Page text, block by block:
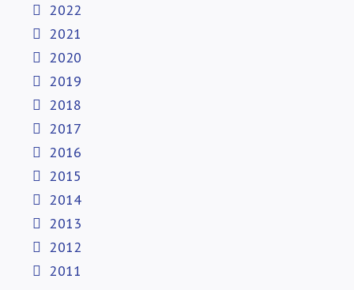
2022
2021
2020
2019
2018
2017
2016
2015
2014
2013
2012
2011